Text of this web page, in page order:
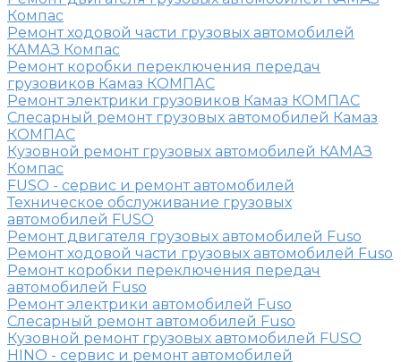
Компас
Ремонт ходовой части грузовых автомобилей
КАМАЗ Компас
Ремонт коробки переключения передач
грузовиков Камаз КОМПАС
Ремонт электрики грузовиков Камаз КОМПАС
Слесарный ремонт грузовых автомобилей Камаз
КОМПАС
Кузовной ремонт грузовых автомобилей КАМАЗ
Компас
FUSO - сервис и ремонт автомобилей
Техническое обслуживание грузовых
автомобилей FUSO
Ремонт двигателя грузовых автомобилей Fuso
Ремонт ходовой части грузовых автомобилей Fuso
Ремонт коробки переключения передач
автомобилей Fuso
Ремонт электрики автомобилей Fuso
Слесарный ремонт автомобилей Fuso
Кузовной ремонт грузовых автомобилей FUSO
HINO - сервис и ремонт автомобилей